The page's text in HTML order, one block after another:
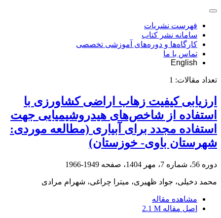
فهرست نشریات
سامانه نشر کتاب
کارگاه‌ها و دوره‌های آموزشی تخصصی
تماس با ما
English
تعداد مقالات: 1
ارزیابی کیفیت زهاب اراضی کشاورزی با
استفاده از شاخص‌های هیدروشیمیایی جهت
استفاده مجدد برای آبیاری (مطالعه موردی:
شهرستان باوی- خوزستان)
دوره 56، شماره 7، مهر 1404، صفحه 1949-1966
محمد دخیلی، جواد ظهیری، میترا چراغی، شهرام مرادی
مشاهده مقاله
اصل مقاله 2.1 M